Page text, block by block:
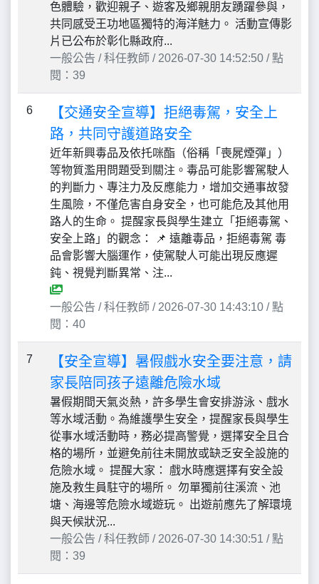
色體驗，歡迎親子、遊客及鄉親朋友踴躍參與，
共同感受王功地區獨特的海洋魅力。 活動宣傳影
片已公布於彰化縣政府...
一般公告 / 科任教師 / 2026-07-30 14:52:50 / 點
閱：39
6
【交通安全宣導】拒絕毒駕，安全上
路，共同守護道路安全
近年新興毒品及依托咪酯（俗稱「喪屍煙彈」）
等物質濫用問題受到關注。毒品可能影響駕駛人
的判斷力、專注力及反應能力，增加交通事故發
生風險，不僅危害自身安全，也可能危及其他用
路人的生命。 提醒家長與學生建立「拒絕毒駕、
安全上路」的觀念： 📌 遠離毒品，拒絕毒駕 毒
品會影響大腦運作，使駕駛人可能出現反應遲
鈍、視覺判斷異常、注...
一般公告 / 科任教師 / 2026-07-30 14:43:10 / 點
閱：40
7
【安全宣導】暑假戲水安全要注意，請
家長陪同孩子遠離危險水域
暑假期間天氣炎熱，許多學生會安排游泳、戲水
等水域活動。為維護學生安全，提醒家長與學生
從事水域活動時，務必提高警覺，選擇安全且合
格的場所，並避免前往未開放或缺乏安全設施的
危險水域。 提醒大家： 戲水時應選擇有安全設
施及救生員駐守的場所。 勿單獨前往溪流、池
塘、海邊等危險水域遊玩。 出遊前應先了解環境
與天候狀況...
一般公告 / 科任教師 / 2026-07-30 14:30:51 / 點
閱：39